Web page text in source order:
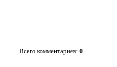
Всего комментариев: 0